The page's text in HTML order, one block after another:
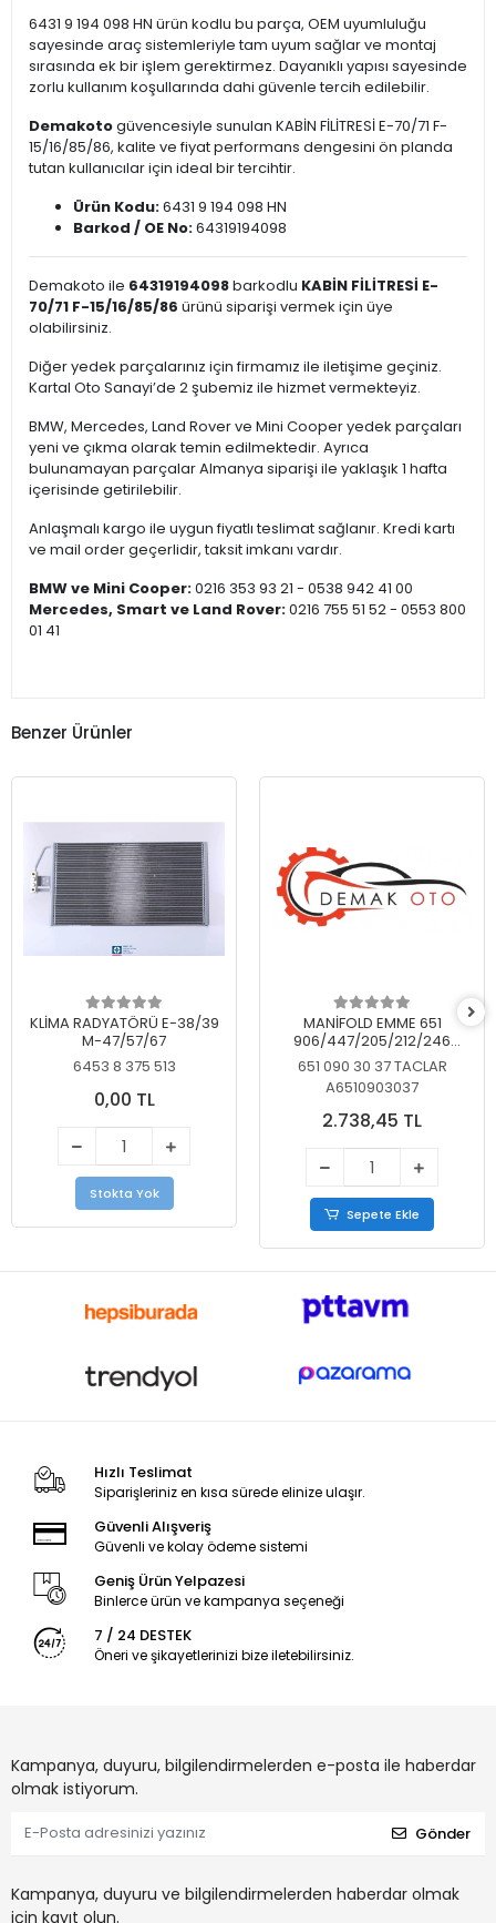
6431 9 194 098 HN ürün kodlu bu parça, OEM uyumluluğu
sayesinde araç sistemleriyle tam uyum sağlar ve montaj
sırasında ek bir işlem gerektirmez. Dayanıklı yapısı sayesinde
zorlu kullanım koşullarında dahi güvenle tercih edilebilir.
Demakotogüvencesiyle sunulan KABİN FİLİTRESİ E-70/71 F-
15/16/85/86, kalite ve fiyat performans dengesini ön planda
tutan kullanıcılar için ideal bir tercihtir.
Ürün Kodu:6431 9 194 098 HN
Barkod / OE No:64319194098
Demakoto ile 64319194098barkodlu KABİN FİLİTRESİ E-
70/71 F-15/16/85/86 ürünü siparişi vermek için üye
olabilirsiniz.
Diğer yedek parçalarınız için firmamız ile iletişime geçiniz.
Kartal Oto Sanayi’de 2 şubemiz ile hizmet vermekteyiz.
BMW, Mercedes, Land Rover ve Mini Cooper yedek parçaları
yeni ve çıkma olarak temin edilmektedir. Ayrıca
bulunamayan parçalar Almanya siparişi ile yaklaşık 1 hafta
içerisinde getirilebilir.
Anlaşmalı kargo ile uygun fiyatlı teslimat sağlanır. Kredi kartı
ve mail order geçerlidir, taksit imkanı vardır.
BMW ve Mini Cooper:0216 353 93 21 - 0538 942 41 00
Mercedes, Smart ve Land Rover:0216 755 51 52 - 0553 800
01 41
Benzer Ürünler
KLİMA RADYATÖRÜ E-38/39
M-47/57/67
6453 8 375 513
0,00 TL
Stokta Yok
MANİFOLD EMME 651
906/447/205/212/246
KELEBEKSİZ
651 090 30 37 TACLAR
A6510903037
2.738,45 TL
Sepete Ekle
Hızlı Teslimat
Siparişleriniz en kısa sürede elinize ulaşır.
Güvenli Alışveriş
Güvenli ve kolay ödeme sistemi
Geniş Ürün Yelpazesi
Binlerce ürün ve kampanya seçeneği
7 / 24 DESTEK
Öneri ve şikayetlerinizi bize iletebilirsiniz.
Kampanya, duyuru, bilgilendirmelerden e-posta ile haberdar
olmak istiyorum.
Gönder
Kampanya, duyuru ve bilgilendirmelerden haberdar olmak
için kayıt olun.